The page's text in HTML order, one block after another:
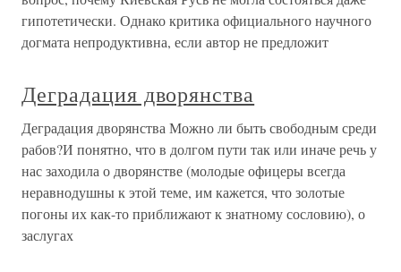
гипотетически. Однако критика официального научного
догмата непродуктивна, если автор не предложит
Деградация дворянства
Деградация дворянства Можно ли быть свободным среди
рабов?И понятно, что в долгом пути так или иначе речь у
нас заходила о дворянстве (молодые офицеры всегда
неравнодушны к этой теме, им кажется, что золотые
погоны их как-то приближают к знатному сословию), о
заслугах